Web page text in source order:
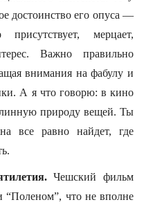
достоинство его опуса —
мерцает,
Важно правильно
внимания на фабулу и
А я что говорю: в кино
природу вещей. Ты
все равно найдет, где
Чешский фильм
“Поленом”, что не вполне